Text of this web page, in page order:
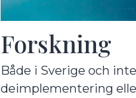
Forskning
Både i Sverige och
deimplementering